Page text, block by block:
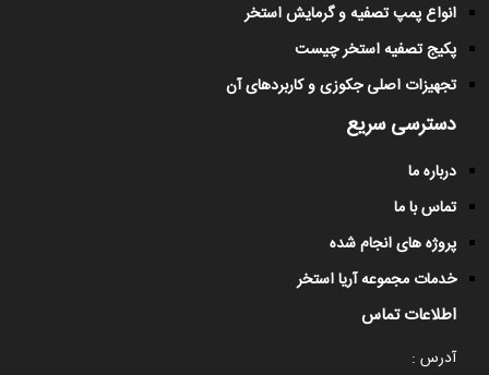
انواع پمپ تصفیه و گرمایش استخر
پکیج تصفیه استخر چیست
تجهیزات اصلی جکوزی و کاربردهای آن
دسترسی سریع
درباره ما
تماس با ما
پروژه های انجام شده
خدمات مجموعه آریا استخر
اطلاعات تماس
آدرس :